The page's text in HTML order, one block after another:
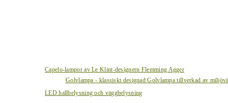
Capelo-lampor av Le Klint-designern Flemming Agger
Golvlampa - klassiskt designad Golvlampa tillverkad av
LED hallbelysning och väggbelysning